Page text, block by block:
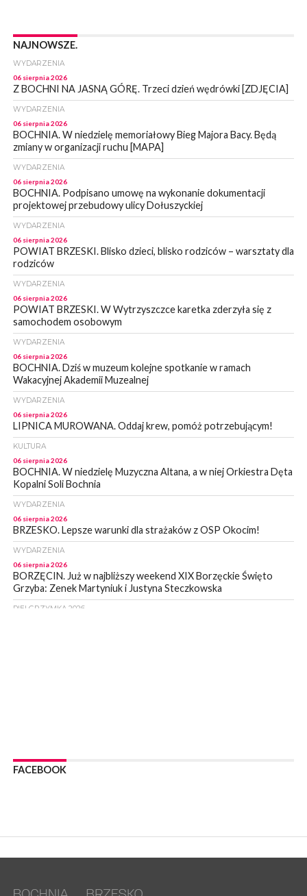
NAJNOWSZE.
WYDARZENIA
06 sierpnia 2026
Z BOCHNI NA JASNĄ GÓRĘ. Trzeci dzień wędrówki [ZDJĘCIA]
WYDARZENIA
06 sierpnia 2026
BOCHNIA. W niedzielę memoriałowy Bieg Majora Bacy. Będą
zmiany w organizacji ruchu [MAPA]
WYDARZENIA
06 sierpnia 2026
BOCHNIA. Podpisano umowę na wykonanie dokumentacji
projektowej przebudowy ulicy Dołuszyckiej
WYDARZENIA
06 sierpnia 2026
POWIAT BRZESKI. Blisko dzieci, blisko rodziców – warsztaty dla
rodziców
WYDARZENIA
06 sierpnia 2026
POWIAT BRZESKI. W Wytrzyszczce karetka zderzyła się z
samochodem osobowym
WYDARZENIA
06 sierpnia 2026
BOCHNIA. Dziś w muzeum kolejne spotkanie w ramach
Wakacyjnej Akademii Muzealnej
WYDARZENIA
06 sierpnia 2026
LIPNICA MUROWANA. Oddaj krew, pomóż potrzebującym!
KULTURA
06 sierpnia 2026
BOCHNIA. W niedzielę Muzyczna Altana, a w niej Orkiestra Dęta
Kopalni Soli Bochnia
WYDARZENIA
06 sierpnia 2026
BRZESKO. Lepsze warunki dla strażaków z OSP Okocim!
WYDARZENIA
06 sierpnia 2026
BORZĘCIN. Już w najbliższy weekend XIX Borzęckie Święto
Grzyba: Zenek Martyniuk i Justyna Steczkowska
PIELGRZYMKA 2026
[PROGRAM]
WYDARZENIA
FACEBOOK